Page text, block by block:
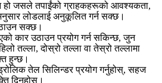
हो जसले तपाईंको ग्राहकहरूको आवश्यकता,
लोडलाई अनुकूलित गर्न सक्छ।
सक्छ।
कार उठाउन प्रयोग गर्न सकिन्छ, जुन
तल्ला, दोस्रो तल्ला वा तेस्रो तल्लामा
हुन्छ।
तेल सिलिन्डर प्रयोग गर्नुहोस्, सहज
दिनुहोस्।